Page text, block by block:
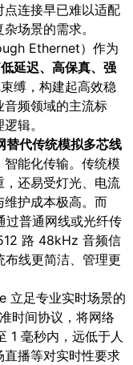
连接早已难以适配
场景的需求。
Ethernet）作为
低延迟、高保真、强
缚，构建起高效稳
音频领域的主流标
辑。
替代传统模拟多芯线
能化传输。传统模
还易受灯光、电流
护成本极高。而
过普通网线或光纤传
路 48kHz 音频信
布线更简洁、管理更
立足专业实时场景的
时间协议，将网络
1 毫秒内，远低于人
播等对实时性要求